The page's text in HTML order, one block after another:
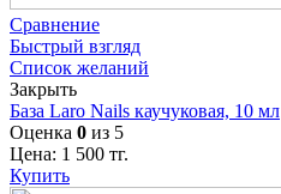
Сравнение
Быстрый взгляд
Список желаний
Закрыть
База Laro Nails каучуковая, 10 мл
Оценка 0 из 5
Цена: 1 500 тг.
Купить